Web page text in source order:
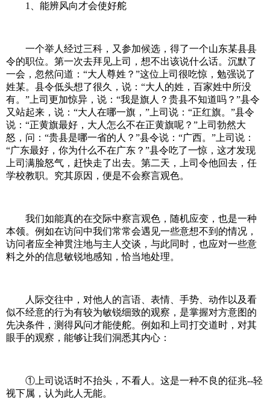
1、能辨风向才会使好舵
一个举人经过三科，又参加候选，得了一个山东某县县
令的职位。第一次去拜见上司，想不出该说什么话。沉默了
一会，忽然问道：“大人尊姓？”这位上司很吃惊，勉强说了
姓某。县令低头想了很久，说：“大人的姓，百家姓中所没
有。”上司更加惊异，说：“我是旗人？贵县不知道吗？”县令
又站起来，说：“大人在哪一旗，”上司说：“正红旗。”县令
说：“正黄旗最好，大人怎么不在正黄旗呢？”上司勃然大
怒，问：“贵县是哪一省的人？”县令说：“广西。”上司说：
“广东最好，你为什么不在广东？”县令吃了一惊，这才发现
上司满脸怒气，赶快走了出去。第二天，上司令他回去，任
学校教职。究其原因，便是不会察言观色。
我们如能真的在交际中察言观色，随机应变，也是一种
本领。例如在访问中我们常常会遇见一些意想不到的情况，
访问者应全神贯注地与主人交谈，与此同时，也应对一些意
料之外的信息敏锐地感知，恰当地处理。
人际交往中，对他人的言语、表情、手势、动作以及看
似不经意的行为有较为敏锐细致的观察，是掌握对方意图的
先决条件，测得风问才能使舵。例如和上司打交道时，对其
眼手的观察，能够让我们洞悉其内心：
①上司说话时不抬头，不看人。这是一种不良的征兆--轻
视下属，认为此人无能。